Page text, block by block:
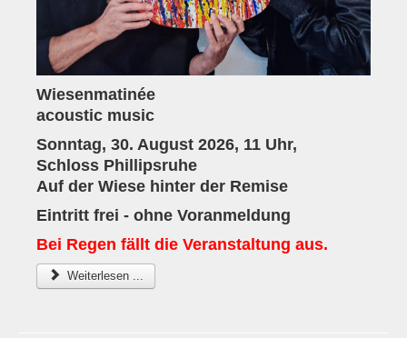
Mitglieder-Info
Sonderpreis Kultur
Veranstaltungen
Regelmäßig
Jahresüberblick
Remisengalerie
Wiesenmatinée
acoustic music
Sonntag, 30. August 2026, 11 Uhr,
Schloss Phillipsruhe
Auf der Wiese hinter der Remise
Eintritt frei - ohne Voranmeldung
Bei Regen fällt die Veranstaltung aus.
Weiterlesen ...